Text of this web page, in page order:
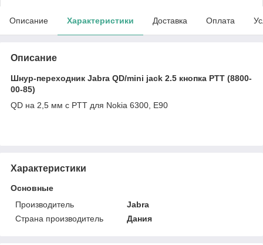
Описание Характеристики Доставка Оплата
Описание
Шнур-переходник Jabra QD/mini jack 2.5 кнопка PTT (8800-
00-85)
QD на 2,5 мм с PTT для Nokia 6300, E90
Характеристики
Основные
Производитель
Jabra
Страна производитель
Дания